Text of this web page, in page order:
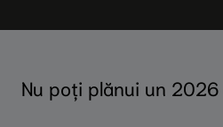
Nu poți plănui un